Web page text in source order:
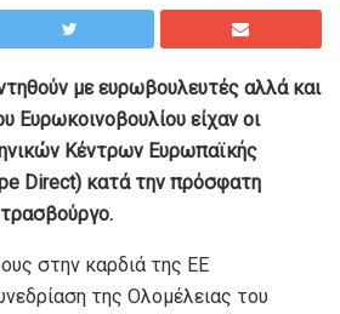
με ευρωβουλευτές αλλά και
Ευρωκοινοβουλίου είχαν οι
Κέντρων Ευρωπαϊκής
Direct) κατά την πρόσφατη
στην καρδιά της ΕΕ
της Ολομέλειας του